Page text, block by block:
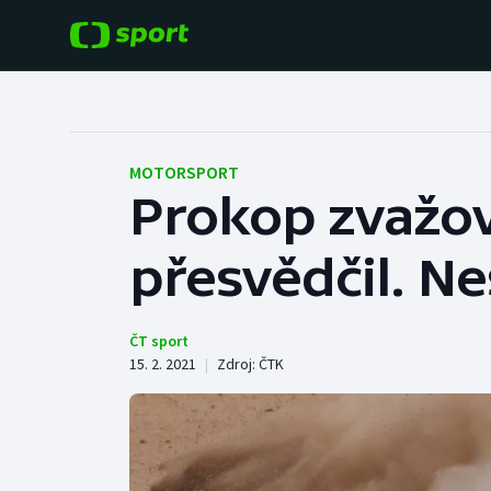
Hokej
Tenis
Cyklistika
Baseball a softbal
Basketbal
Boby a skeleton
Box
MOTORSPORT
Prokop
přesvědčil.
ČT sport
15. 2. 2021 | Zdroj: ČTK